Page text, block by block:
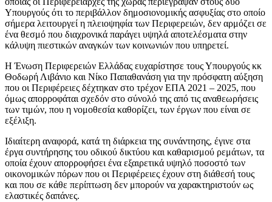
Υπουργούς ότι το περιβάλλον δημοσιονομικής ασφυξίας στο οποίο
σήμερα λειτουργεί η πλειοψηφία των Περιφερειών, δεν αρμόζει σε
ένα θεσμό που διαχρονικά παράγει υψηλά αποτελέσματα στην
κάλυψη πιεστικών αναγκών των κοινωνιών που υπηρετεί.
Η Ένωση Περιφερειών Ελλάδας ευχαρίστησε τους Υπουργούς κκ
Θοδωρή Λιβάνιο και Νίκο Παπαθανάση για την πρόσφατη αύξηση
που οι Περιφέρειες δέχτηκαν στο τρέχον ΕΠΑ 2021 – 2025, που
όμως απορροφάται σχεδόν στο σύνολό της από τις αναθεωρήσεις
των τιμών, που η νομοθεσία καθορίζει, των έργων που είναι σε
εξέλιξη.
Ιδιαίτερη αναφορά, κατά τη διάρκεια της συνάντησης, έγινε στα
έργα συντήρησης του οδικού δικτύου και καθαρισμού ρεμάτων, τα
οποία έχουν απορροφήσει ένα εξαιρετικά υψηλό ποσοστό των
οικονομικών πόρων που οι Περιφέρειες έχουν στη διάθεσή τους
και που σε κάθε περίπτωση δεν μπορούν να χαρακτηριστούν ως
ελαστικές δαπάνες.